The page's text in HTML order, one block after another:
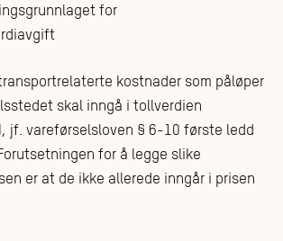
for
kostnader som påløper
skal inngå i tollverdien
jf. vareførselsloven § 6-10 første ledd
for å legge slike
er at de ikke allerede inngår i prisen